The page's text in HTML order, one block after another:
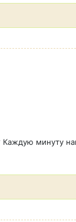
Каждую минуту